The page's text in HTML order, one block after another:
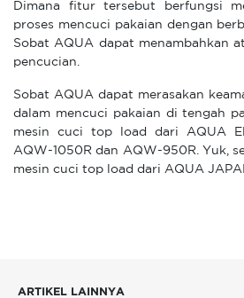
Dimana fitur tersebut berfungsi
proses mencuci pakaian dengan
Sobat AQUA dapat menambahkan
pencucian.
Sobat AQUA dapat merasakan
dalam mencuci pakaian di tengah
mesin cuci top load dari AQUA
AQW-1050R dan AQW-950R. Yuk,
mesin cuci top load dari AQUA
ARTIKEL LAINNYA